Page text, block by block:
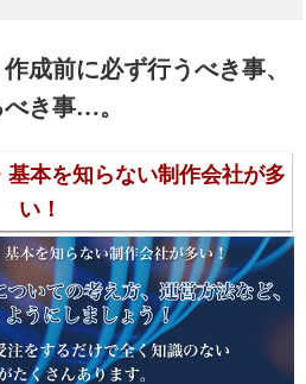
成前に必ず行うべき事、
き事…。
本を知らない制作会社が多
い！